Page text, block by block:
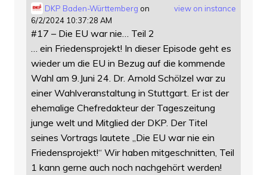
view on instance
DKP Baden-Württemberg on
6/2/2024 10:37:28 AM
#17 – Die EU war nie… Teil 2
… ein Friedensprojekt! In dieser Episode geht es
wieder um die EU in Bezug auf die kommende
Wahl am 9.Juni 24. Dr. Arnold Schölzel war zu
einer Wahlveranstaltung in Stuttgart. Er ist der
ehemalige Chefredakteur der Tageszeitung
junge welt und Mitglied der DKP. Der Titel
seines Vortrags lautete „Die EU war nie ein
Friedensprojekt!“ Wir haben mitgeschnitten, Teil
1 kann gerne auch noch nachgehört werden!